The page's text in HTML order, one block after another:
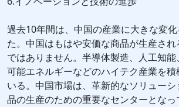
過去10年間は、中国の産業に大きな変
た。中国はもはや安価な商品が生産され
ではありません。半導体製造、人工知
可能エネルギーなどのハイテク産業を
いる。中国市場は、革新的なソリュー
品の生産のための重要なセンターとなっ